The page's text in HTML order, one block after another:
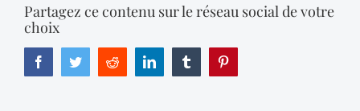
Partagez ce contenu sur le réseau social de votre
choix
FacebookTwitterReddit LinkedIn Tumblr